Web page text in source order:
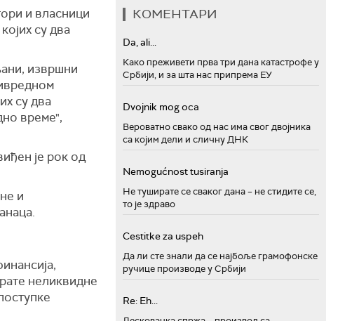
и власници
су два
извршни
су два
време",
је рок од
и
неликвидне
КОМЕНТАРИ
Da, ali...
Како преживети прва три дана катастрофе у
Србији, и за шта нас припрема ЕУ
Dvojnik mog oca
Вероватно свако од нас има свог двојника
са којим дели и сличну ДНК
Nemogućnost tusiranja
Не туширате се сваког дана – не стидите се,
то је здраво
Cestitke za uspeh
Да ли сте знали да се најбоље грамофонске
ручице производе у Србији
Re: Eh...